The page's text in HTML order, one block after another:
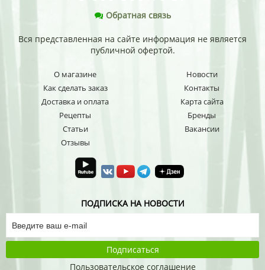
Обратная связь
Вся представленная на сайте информация не является
публичной офертой.
О магазине
Как сделать заказ
Доставка и оплата
Рецепты
Статьи
Отзывы
Новости
Контакты
Карта сайта
Бренды
Вакансии
ПОДПИСКА НА НОВОСТИ
Подписаться
Пользовательское соглашение